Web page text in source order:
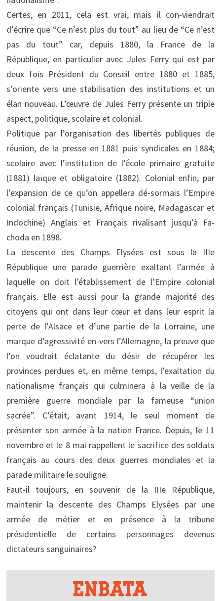
Certes, en 2011, cela est vrai, mais il con-viendrait
d’écrire que “Ce n’est plus du tout” au lieu de “Ce n’est
pas du tout” car, depuis 1880, la France de la
République, en particulier avec Jules Ferry qui est par
deux fois Président du Conseil entre 1880 et 1885,
s’oriente vers une stabilisation des institutions et un
élan nouveau. L’œuvre de Jules Ferry présente un triple
aspect, politique, scolaire et colonial.
Politique par l’organisation des libertés publiques de
réunion, de la presse en 1881 puis syndicales en 1884;
scolaire avec l’institution de l’école primaire gratuite
(1881) laïque et obligatoire (1882). Colonial enfin, par
l’expansion de ce qu’on appellera dé-sormais l’Empire
colonial français (Tunisie, Afrique noire, Madagascar et
Indochine) Anglais et Français rivalisant jusqu’à Fa-
choda en 1898.
La descente des Champs Elysées est sous la IIIe
République une parade guerrière exaltant l’armée à
laquelle on doit l’établissement de l’Empire colonial
français. Elle est aussi pour la grande majorité des
citoyens qui ont dans leur cœur et dans leur esprit la
perte de l’Alsace et d’une partie de la Lorraine, une
marque d’agressivité en-vers l’Allemagne, la preuve que
l’on voudrait éclatante du désir de récupérer les
provinces perdues et, en même temps, l’exaltation du
nationalisme français qui culminera à la veille de la
première guerre mondiale par la fameuse “union
sacrée”. C’était, avant 1914, le seul moment de
présenter son armée à la nation France. Depuis, le 11
novembre et le 8 mai rappellent le sacrifice des soldats
français au cours des deux guerres mondiales et la
parade militaire le souligne.
Faut-il toujours, en souvenir de la IIIe République,
maintenir la descente des Champs Elysées par une
armée de métier et en présence à la tribune
présidentielle de certains personnages devenus
dictateurs sanguinaires?